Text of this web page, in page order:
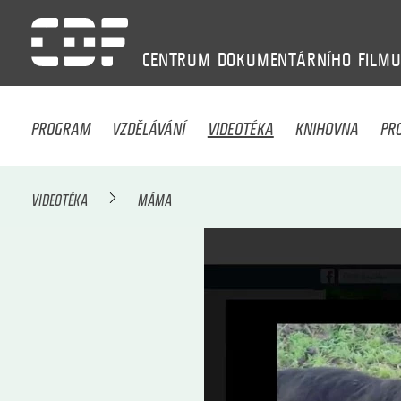
CENTRUM DOKUMENTÁRNÍHO FILMU
PROGRAM VZDĚLÁVÁNÍ VIDEOTÉKA KNIHOVNA
VIDEOTÉKA MÁMA